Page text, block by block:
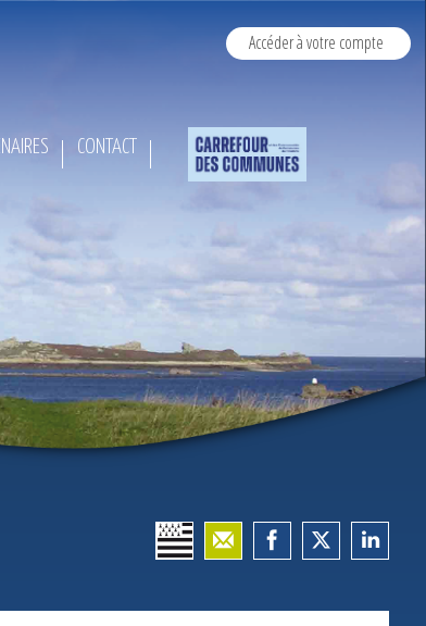
Accéder à votre compte
CONTACT